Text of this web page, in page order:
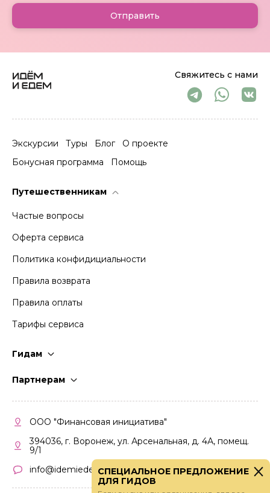
Свяжитесь с нами
Экскурсии Туры Блог
О проекте
Бонусная программа
Помощь
Путешественникам
Частые вопросы
Оферта сервиса
Политика конфидициальности
Правила возврата
Правила оплаты
Тарифы сервиса
Гидам
Партнерам
Кабинет партнера
Правила участия
ООО "Финансовая инициатива"
394036, г. Воронеж, ул. Арсенальная, д. 4А, помещ.
9/1
info@idemiedem.ru
Отправить
СПЕЦИАЛЬНОЕ ПРЕДЛОЖЕНИЕ
ДЛЯ ГИДОВ